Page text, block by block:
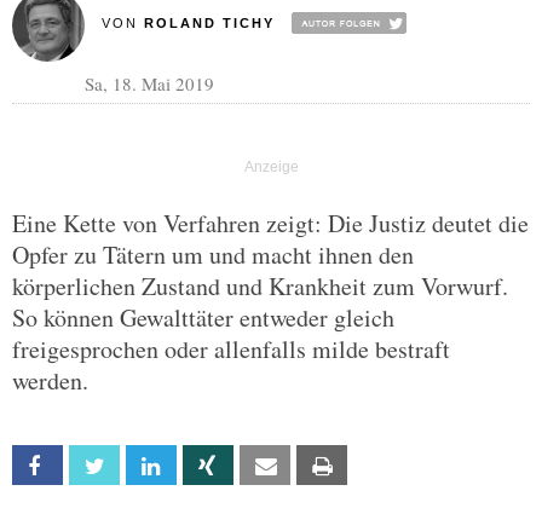
VON ROLAND TICHY
Sa, 18. Mai 2019
Eine Kette von Verfahren zeigt: Die Justiz deutet die
Opfer zu Tätern um und macht ihnen den
körperlichen Zustand und Krankheit zum Vorwurf.
So können Gewalttäter entweder gleich
freigesprochen oder allenfalls milde bestraft
werden.
Facebook Twitter Linkedin Xing Email